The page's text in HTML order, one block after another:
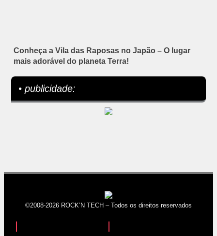
Conheça a Vila das Raposas no Japão – O lugar
mais adorável do planeta Terra!
• publicidade:
©2008-2026 ROCK’N TECH – Todos os direitos reservados